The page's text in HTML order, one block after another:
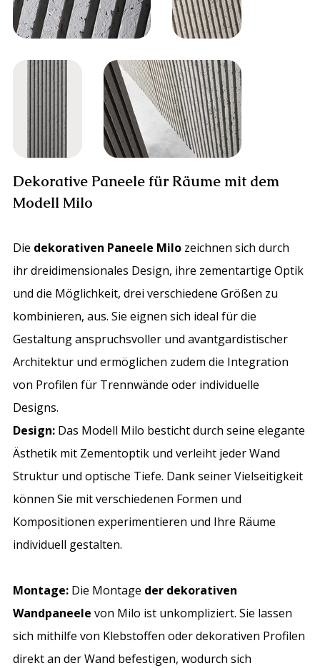
Dekorative Paneele für Räume mit dem
Modell Milo
Die dekorativen Paneele Milo zeichnen sich durch
ihr dreidimensionales Design, ihre zementartige Optik
und die Möglichkeit, drei verschiedene Größen zu
kombinieren, aus. Sie eignen sich ideal für die
Gestaltung anspruchsvoller und avantgardistischer
Architektur und ermöglichen zudem die Integration
von Profilen für Trennwände oder individuelle
Designs.
Design: Das Modell Milo besticht durch seine elegante
Ästhetik mit Zementoptik und verleiht jeder Wand
Struktur und optische Tiefe. Dank seiner Vielseitigkeit
können Sie mit verschiedenen Formen und
Kompositionen experimentieren und Ihre Räume
individuell gestalten.
Montage: Die Montage der dekorativen
Wandpaneele von Milo ist unkompliziert. Sie lassen
sich mithilfe von Klebstoffen oder dekorativen Profilen
direkt an der Wand befestigen, wodurch sich